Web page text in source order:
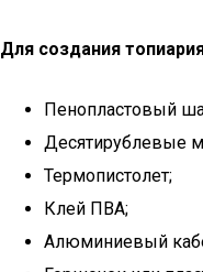
Для создания
Пенопластовый
Десятирублевые
Термопистолет;
Клей ПВА;
Алюминиевый